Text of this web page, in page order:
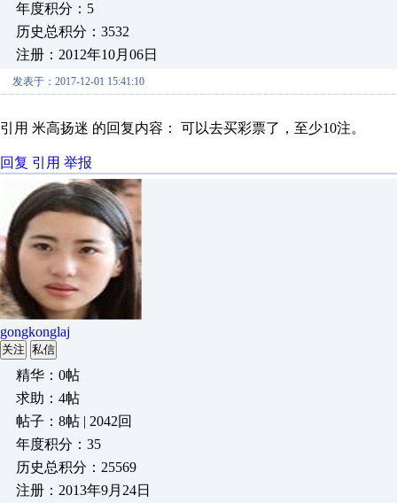
年度积分：5
历史总积分：3532
注册：2012年10月06日
发表于：2017-12-01 15:41:10
引用 米高扬迷 的回复内容： 可以去买彩票了，至少10注。
回复 引用 举报
gongkonglaj
关注 私信
精华：0帖
求助：4帖
帖子：8帖 | 2042回
年度积分：35
历史总积分：25569
注册：2013年9月24日